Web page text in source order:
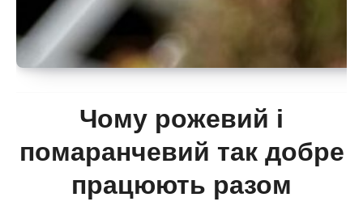
Чому рожевий і
помаранчевий так добре
працюють разом